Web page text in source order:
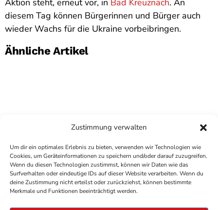
Zustimmung verwalten
Um dir ein optimales Erlebnis zu bieten, verwenden wir Technologien wie
Cookies, um Geräteinformationen zu speichern und/oder darauf zuzugreifen.
Wenn du diesen Technologien zustimmst, können wir Daten wie das
Surfverhalten oder eindeutige IDs auf dieser Website verarbeiten. Wenn du
deine Zustimmung nicht erteilst oder zurückziehst, können bestimmte
Merkmale und Funktionen beeinträchtigt werden.
Aktion steht, erneut vor, in Bad Kreuznach. An
diesem Tag können Bürgerinnen und Bürger auch
wieder Wachs für die Ukraine vorbeibringen.
Ähnliche Artikel
COPYRIGHTANTENNE BAD KREUZNACH